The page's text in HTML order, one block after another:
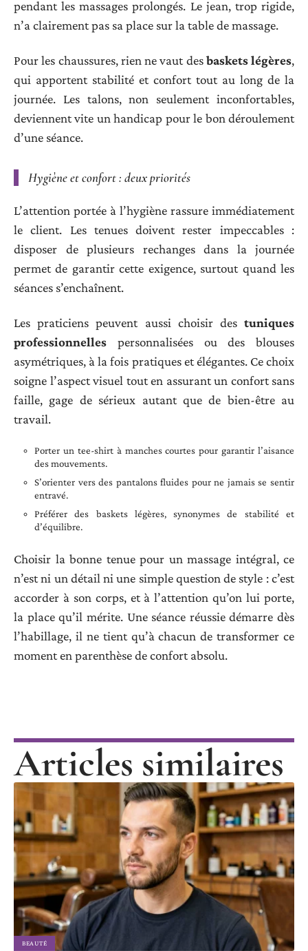
pendant les massages prolongés. Le jean, trop rigide,
n’a clairement pas sa place sur la table de massage.
Pour les chaussures, rien ne vaut desbaskets légères,
qui apportent stabilité et confort tout au long de la
journée. Les talons, non seulement inconfortables,
deviennent vite un handicap pour le bon déroulement
d’une séance.
Hygiène et confort : deux priorités
L’attention portée à l’hygiène rassure immédiatement
le client. Les tenues doivent rester impeccables :
disposer de plusieurs rechanges dans la journée
permet de garantir cette exigence, surtout quand les
séances s’enchaînent.
Les praticiens peuvent aussi choisir des tuniques
professionnelles personnalisées ou des blouses
asymétriques, à la fois pratiques et élégantes. Ce choix
soigne l’aspect visuel tout en assurant un confort sans
faille, gage de sérieux autant que de bien-être au
travail.
Porter un tee-shirt à manches courtes pour garantir l’aisance
des mouvements.
S’orienter vers des pantalons fluides pour ne jamais se sentir
entravé.
Préférer des baskets légères, synonymes de stabilité et
d’équilibre.
Choisir la bonne tenue pour un massage intégral, ce
n’est ni un détail ni une simple question de style : c’est
accorder à son corps, et à l’attention qu’on lui porte,
la place qu’il mérite. Une séance réussie démarre dès
l’habillage, il ne tient qu’à chacun de transformer ce
moment en parenthèse de confort absolu.
Articles similaires
BEAUTÉ